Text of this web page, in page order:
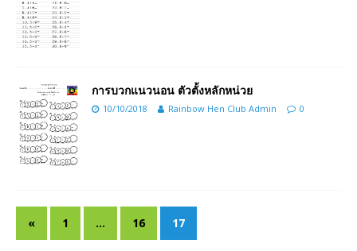
การบวกแนวนอน ตัวตั้งหลักหน่วย
10/10/2018 Rainbow Hen Club Admin 0
« 1 … 16 17